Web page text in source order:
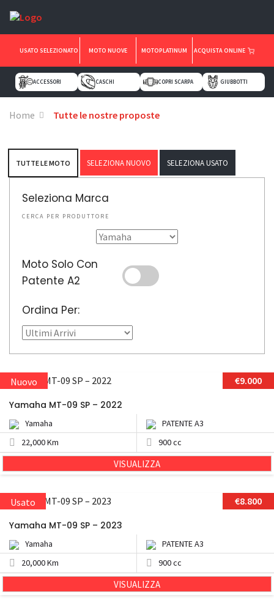
USATO SELEZIONATO MOTO NUOVE MOTOPLATINUM ACQUISTA ONLINE
ACCESSORI CASCHI COPRI SCARPA GIUBBOTTI
Home Tutte le nostre proposte
TUTTE LE MOTO SELEZIONA NUOVO SELEZIONA USATO
Seleziona Marca
CERCA PER PRODUTTORE
Moto Solo Con
Patente A2
Ordina Per:
€9.000
Nuovo
Yamaha MT-09 SP – 2022
Yamaha
PATENTE A3
22,000 Km
900 cc
VISUALIZZA
€8.800
Usato
Yamaha MT-09 SP – 2023
Yamaha
PATENTE A3
20,000 Km
900 cc
VISUALIZZA